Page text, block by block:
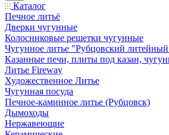
Каталог
Печное литьё
Дверки чугунные
Колосниковые решетки чугунные
Чугунное литье "Рубцовский
Казанные печи, плиты под казан,
Литье Fireway
Художественное Литье
Чугунная посуда
Печное-каминное литье (Рубцовск)
Дымоходы
Нержавеющие